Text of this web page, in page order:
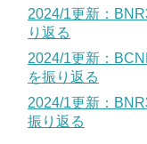
2024/1更新：
り返る
2024/1更新：
を振り返る
2024/1更新：
振り返る